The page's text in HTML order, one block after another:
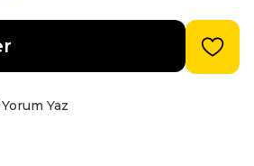
Yorum Yaz